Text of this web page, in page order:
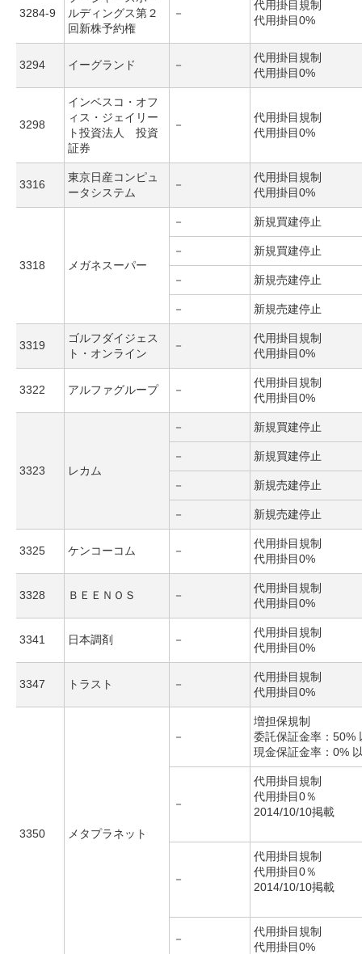
3284-9
ルディングス第２
回新株予約権
－
代用掛目規制
代用掛目0%
3294 イーグランド －
代用掛目規制
代用掛目0%
3298
インベスコ・オフ
ィス・ジェイリー
ト投資法人 投資
証券
－
代用掛目規制
代用掛目0%
3316
東京日産コンピュ
ータシステム
－
代用掛目規制
代用掛目0%
3318 メガネスーパー
－ 新規買建停止
－ 新規買建停止
－ 新規売建停止
－ 新規売建停止
3319
ゴルフダイジェス
ト・オンライン
－
代用掛目規制
代用掛目0%
3322 アルファグループ －
代用掛目規制
代用掛目0%
3323 レカム
－ 新規買建停止
－ 新規買建停止
－ 新規売建停止
－ 新規売建停止
3325 ケンコーコム －
代用掛目規制
代用掛目0%
3328 ＢＥＥＮＯＳ －
代用掛目規制
代用掛目0%
3341 日本調剤 －
代用掛目規制
代用掛目0%
3347 トラスト －
代用掛目規制
代用掛目0%
3350 メタプラネット
－
増担保規制
委託保証金率：50%
現金保証金率：0%
－
代用掛目規制
代用掛目0％
2014/10/10掲載
－
代用掛目規制
代用掛目0％
2014/10/10掲載
－
代用掛目規制
代用掛目0%